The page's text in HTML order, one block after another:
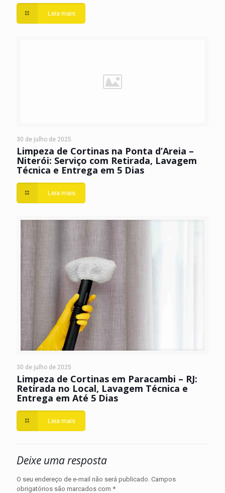
Leia mais
30 de julho de 2025
Limpeza de Cortinas na Ponta d’Areia –
Niterói: Serviço com Retirada, Lavagem
Técnica e Entrega em 5 Dias
Leia mais
30 de julho de 2025
Limpeza de Cortinas em Paracambi – RJ:
Retirada no Local, Lavagem Técnica e
Entrega em Até 5 Dias
Leia mais
Deixe uma resposta
O seu endereço de e-mail não será publicado. Campos
obrigatórios são marcados com *